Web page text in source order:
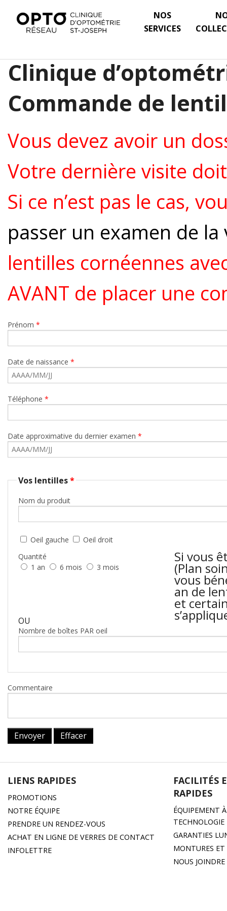
NOS
SERVICES
Clinique
Commande de
Vous devez avoir un
Votre dernière visite
Si ce n’est pas le cas,
passer un examen de la
lentilles cornéennes
AVANT de placer une
Prénom *
Date de naissance *
Téléphone *
Date approximative du dernier examen *
Vos lentilles*
Nom du produit
Oeil gauche
Oeil droit
Quantité
1 an
6 mois 3 mois
Si vous
(Plan
vous
an de
et
OU
Nombre de boîtes PAR oeil
Commentaire
Envoyer Effacer
LIENS RAPIDES
PROMOTIONS
NOTRE ÉQUIPE
PRENDRE UN RENDEZ-VOUS
ACHAT EN LIGNE DE VERRES DE CONTACT
INFOLETTRE
FACILITÉS
RAPIDES
ÉQUIPEMENT
TECHNOLOGIE
GARANTIES
MONTURES ET
NOUS JOINDRE